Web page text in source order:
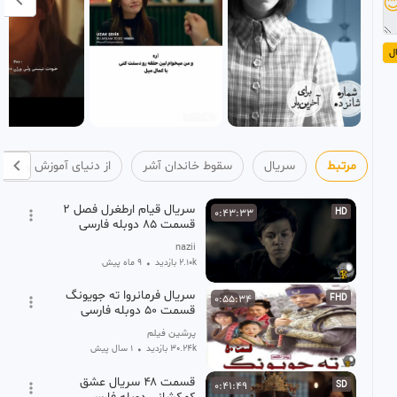
مرتبط سریال سقوط خاندان آشر از دنیای آموزش و فیلم و سریال و انیمیشن
HD
0:43:33
سریال قیام ارطغرل فصل 2
قسمت 85 دوبله فارسی
nazii
2.10k بازدید • 9 ماه پیش
FHD
0:55:34
سریال فرمانروا ته جویونگ
قسمت ۵۰ دوبله فارسی
پرشین فیلم
30.24k بازدید • 1 سال پیش
SD
0:41:49
قسمت ۴۸ سریال عشق